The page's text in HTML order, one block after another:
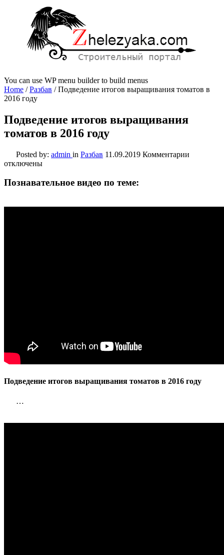
You can use WP menu builder to build menus
Home /Разбав /Подведение итогов выращивания томатов в
2016 году
Подведение итогов выращивания
томатов в 2016 году
Posted by: admin in Разбав 11.09.2019 Комментарии
в
отключены
Познавательное видео по теме:
Подведение итогов выращивания томатов в 2016 году
…